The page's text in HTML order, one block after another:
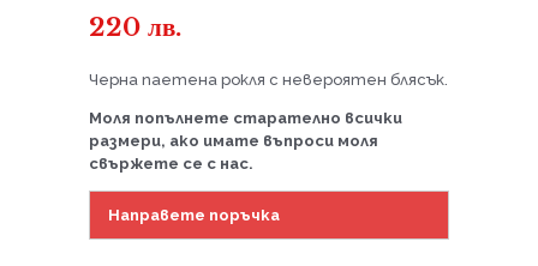
220 лв.
Черна паетена рокля с невероятен блясък.
Моля попълнете старателно всички
размери, ако имате въпроси моля
свържете се с нас.
Направете поръчка